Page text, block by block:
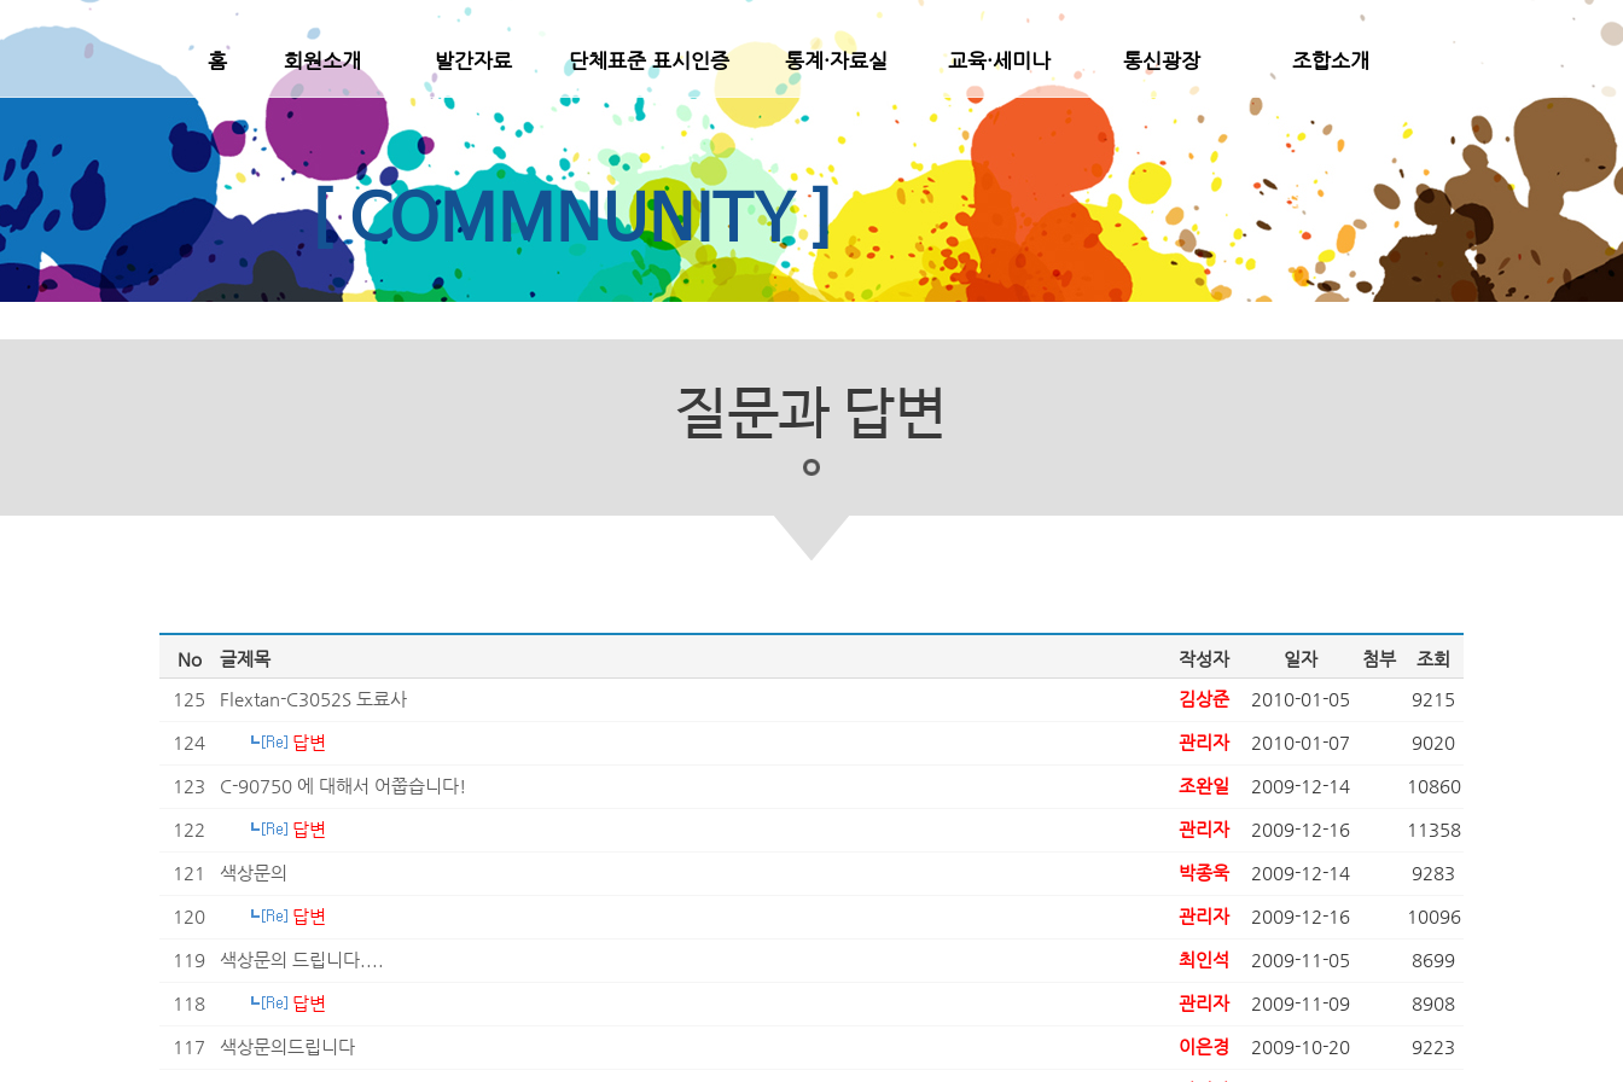
홈 회원소개 발간자료 단체표준 표시인증 통계·자료실 교육·세미나 통신광장 조합소개
[ COMMNUNITY ]
질문과 답변
No 글제목 작성자 일자 첨부 조회
125 Flextan-C3052S 도료사 김상준 2010-01-05 9215
124 답변 관리자 2010-01-07 9020
123 C-90750 에 대해서 어쭙습니다! 조완일 2009-12-14 10860
122 답변 관리자 2009-12-16 11358
121 색상문의 박종욱 2009-12-14 9283
120 답변 관리자 2009-12-16 10096
119 색상문의 드립니다.... 최인석 2009-11-05 8699
118 답변 관리자 2009-11-09 8908
117 색상문의드립니다 이은경 2009-10-20 9223